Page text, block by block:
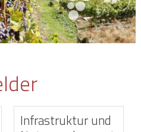
Infrastruktur und